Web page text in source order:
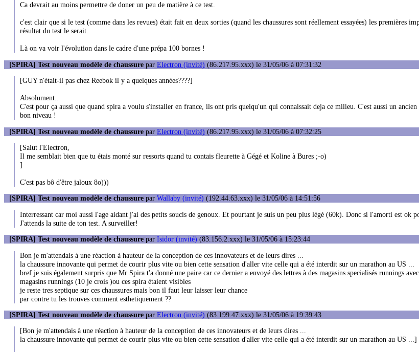
Ca devrait au moins permettre de doner un peu de matière à ce test.
c'est clair que si le test (comme dans les revues) était fait en deux sorties (quand les chaussures sont réellement essayées) les premières
résultat du test le serait.
Là on va voir l'évolution dans le cadre d'une prépa 100 bornes !
[SPIRA] Test nouveau modèle de chaussure par Electron (invité) (86.217.95.xxx) le 31/05/06 à 07:31:32
[GUY n'était-il pas chez Reebok il y a quelques années????]
Absolument..
C'est pour ça aussi que quand spira a voulu s'installer en france, ils ont pris quelqu'un qui connaissait deja ce milieu. C'est aussi un
bon niveau !
[SPIRA] Test nouveau modèle de chaussure par Electron (invité) (86.217.95.xxx) le 31/05/06 à 07:32:25
[Salut l'Electron,
Il me semblait bien que tu étais monté sur ressorts quand tu contais fleurette à Gégé et Koline à Bures ;-o)
]
C'est pas bô d'être jaloux 8o)))
[SPIRA] Test nouveau modèle de chaussure par Wallaby (invité) (192.44.63.xxx) le 31/05/06 à 14:51:56
Interressant car moi aussi l'age aidant j'ai des petits soucis de genoux. Et pourtant je suis un peu plus légé (60k). Donc si l'amorti est ok
J'attends la suite de ton test. A surveiller!
[SPIRA] Test nouveau modèle de chaussure par Isidor (invité) (83.156.2.xxx) le 31/05/06 à 15:23:44
Bon je m'attendais à une réaction à hauteur de la conception de ces innovateurs et de leurs dires ...
la chaussure innovante qui permet de courir plus vite ou bien cette sensation d'aller vite celle qui a été interdit sur un marathon au US ...
bref je suis également surpris que Mr Spira t'a donné une paire car ce dernier a envoyé des lettres à des magasins specialisés runnings
magasins runnings (10 je crois )ou ces spira étaient visibles
je reste tres septique sur ces chaussures mais bon il faut leur laisser leur chance
par contre tu les trouves comment esthetiquement ??
[SPIRA] Test nouveau modèle de chaussure par Electron (invité) (83.199.47.xxx) le 31/05/06 à 19:39:43
[Bon je m'attendais à une réaction à hauteur de la conception de ces innovateurs et de leurs dires ...
la chaussure innovante qui permet de courir plus vite ou bien cette sensation d'aller vite celle qui a été interdit sur un marathon au US ...]